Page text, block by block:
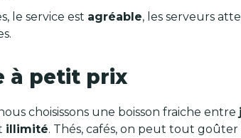
le service est agréable, les serveurs
à petit prix
choisissons une boisson fraiche entre
illimité. Thés, cafés, on peut tout goûter